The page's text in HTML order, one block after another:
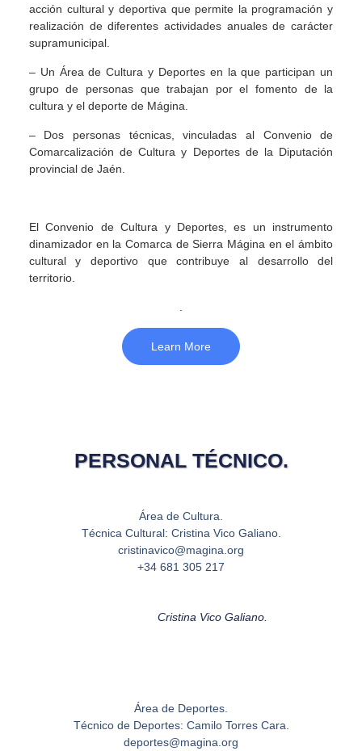
acción cultural y deportiva que permite la programación y
realización de diferentes actividades anuales de carácter
supramunicipal.
– Un Área de Cultura y Deportes en la que participan un
grupo de personas que trabajan por el fomento de la
cultura y el deporte de Mágina.
– Dos personas técnicas, vinculadas al Convenio de
Comarcalización de Cultura y Deportes de la Diputación
provincial de Jaén.
El Convenio de Cultura y Deportes, es un instrumento
dinamizador en la Comarca de Sierra Mágina en el ámbito
cultural y deportivo que contribuye al desarrollo del
territorio.
.
Learn More
PERSONAL TÉCNICO.
Área de Cultura.
Técnica Cultural: Cristina Vico Galiano.
cristinavico@magina.org
+34 681 305 217
Cristina Vico Galiano.
Área de Deportes.
Técnico de Deportes: Camilo Torres Cara.
deportes@magina.org